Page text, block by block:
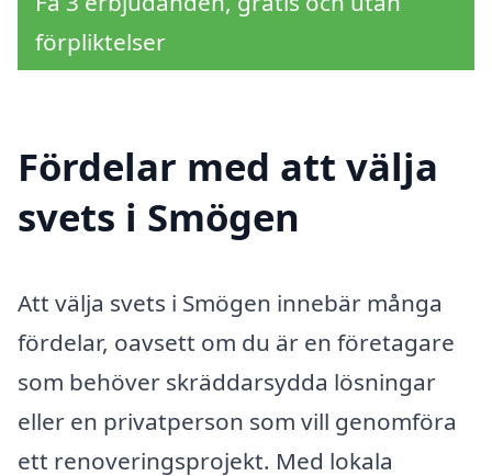
förpliktelser
Fördelar med att välja
svets i Smögen
Att välja svets i Smögen innebär många
fördelar, oavsett om du är en företagare
som behöver skräddarsydda lösningar
eller en privatperson som vill genomföra
ett renoveringsprojekt. Med lokala